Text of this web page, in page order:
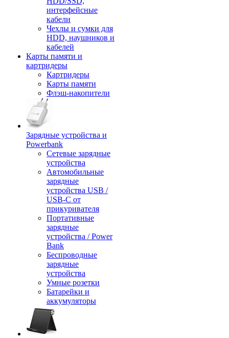
интерфейсные
кабели
Чехлы и сумки для
HDD, наушников и
кабелей
Карты памяти и
картридеры
Картридеры
Карты памяти
Флэш-накопители
Зарядные устройства и
Powerbank
Сетевые зарядные
устройства
Автомобильные
зарядные
устройства USB /
USB-C от
прикуривателя
Портативные
зарядные
устройства / Power
Bank
Беспроводные
зарядные
устройства
Умные розетки
Батарейки и
аккумуляторы